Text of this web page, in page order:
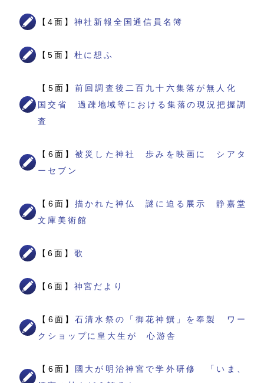
【4面】 神社新報全国通信員名簿
【5面】 杜に想ふ
【5面】前回調査後二百九十六集落が無人化
国交省 過疎地域等における集落の現況把握調
査
【6面】被災した神社 歩みを映画に シアタ
ーセブン
【6面】描かれた神仏 謎に迫る展示 静嘉堂
文庫美術館
【6面】 歌
【6面】 神宮だより
【6面】石清水祭の「御花神饌」を奉製 ワー
クショップに皇大生が 心游舎
【6面】
國大が明治神宮で学外研修 「いま、